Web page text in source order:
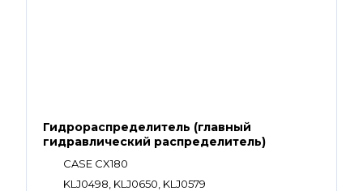
Гидрораспределитель (главный
гидравлический распределитель)
CASE CX180
KLJ0498, KLJ0650, KLJ0579